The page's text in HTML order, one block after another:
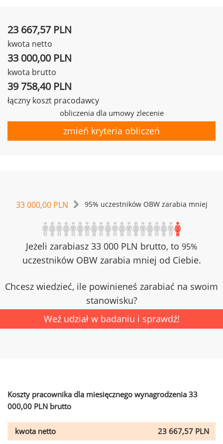
23 667,57 PLN
kwota netto
33 000,00 PLN
kwota brutto
39 758,40 PLN
łączny koszt pracodawcy
obliczenia dla umowy zlecenie
zmień kryteria obliczeń
33 000,00 PLN 95% uczestników OBW zarabia mniej
Jeżeli zarabiasz 33 000 PLN brutto, to 95%
uczestników OBW zarabia mniej od Ciebie.
Chcesz wiedzieć, ile powinieneś zarabiać na swoim
stanowisku?
Weź udział w badaniu i sprawdź!
Koszty pracownika dla miesięcznego wynagrodzenia 33
000,00 PLN brutto
kwota netto
23 667,57 PLN